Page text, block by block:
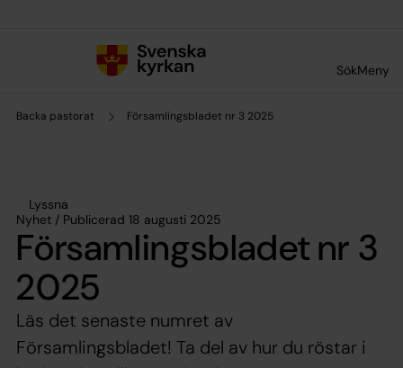
SökMeny
Backa pastorat Församlingsbladet nr 3 2025
Lyssna
Nyhet / Publicerad 18 augusti 2025
Församlingsbladet nr 3
2025
Läs det senaste numret av
Församlingsbladet! Ta del av hur du röstar i